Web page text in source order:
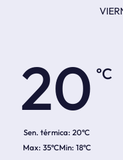
20
Sen. térmica: 20ºC
35ºC 18ºC